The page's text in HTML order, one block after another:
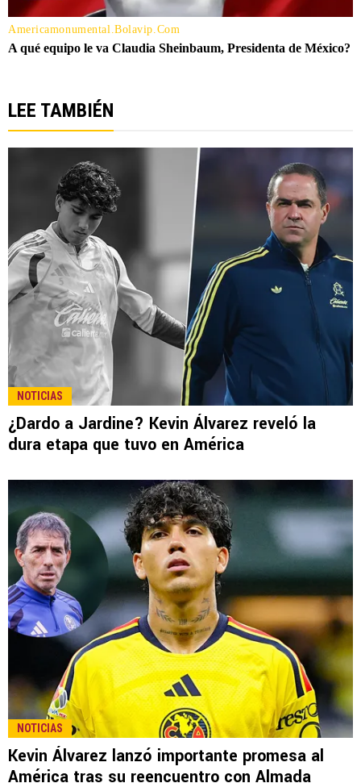
LEE TAMBIÉN
NOTICIAS
¿Dardo a Jardine? Kevin Álvarez reveló la
dura etapa que tuvo en América
NOTICIAS
Kevin Álvarez lanzó importante promesa al
América tras su reencuentro con Almada